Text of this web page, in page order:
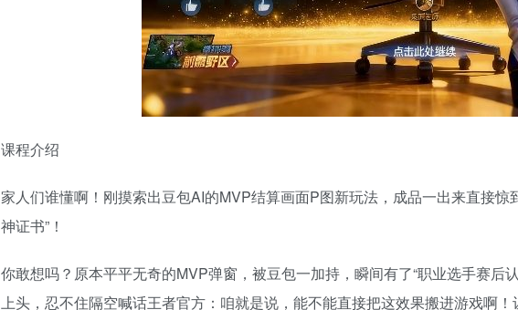
课程介绍
家人们谁懂啊！刚摸索出豆包AI的MVP结算画面P图新玩法，成品一出来直接
神证书”！
你敢想吗？原本平平无奇的MVP弹窗，被豆包一加持，瞬间有了“职业选手赛后
上头，忍不住隔空喊话王者官方：咱就是说，能不能直接把这效果搬进游戏啊